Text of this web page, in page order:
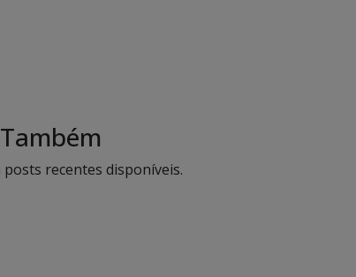
posts recentes disponíveis.